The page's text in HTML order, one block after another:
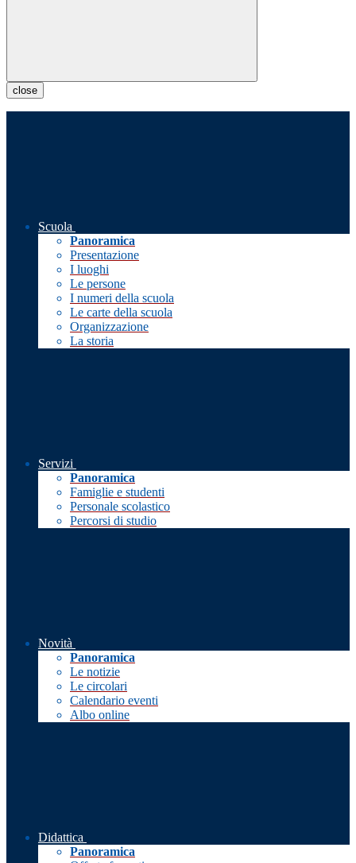
close
Scuola
Panoramica
Presentazione
I luoghi
Le persone
I numeri della scuola
Le carte della scuola
Organizzazione
La storia
Servizi
Panoramica
Famiglie e studenti
Personale scolastico
Percorsi di studio
Novità
Panoramica
Le notizie
Le circolari
Calendario eventi
Albo online
Didattica
Panoramica